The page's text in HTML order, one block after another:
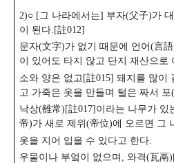
2)○ [그 나라에서는] 부자(父子)가
이 된다.[註012]
문자(文字)가 없기 때문에 언어(言
이 있어도 타지 않고 단지 재산으로
소와 양은 없고[註015] 돼지를 많이
고 가죽은 옷을 만들며 털은 짜서 포
낙상(雒常)[註017]이라는 나무가 있
帝)가 새로 제위(帝位)에 오르면 그
옷을 지어 입을 수 있다고 한다.
우물이나 부엌이 없으며, 와격(瓦鬲